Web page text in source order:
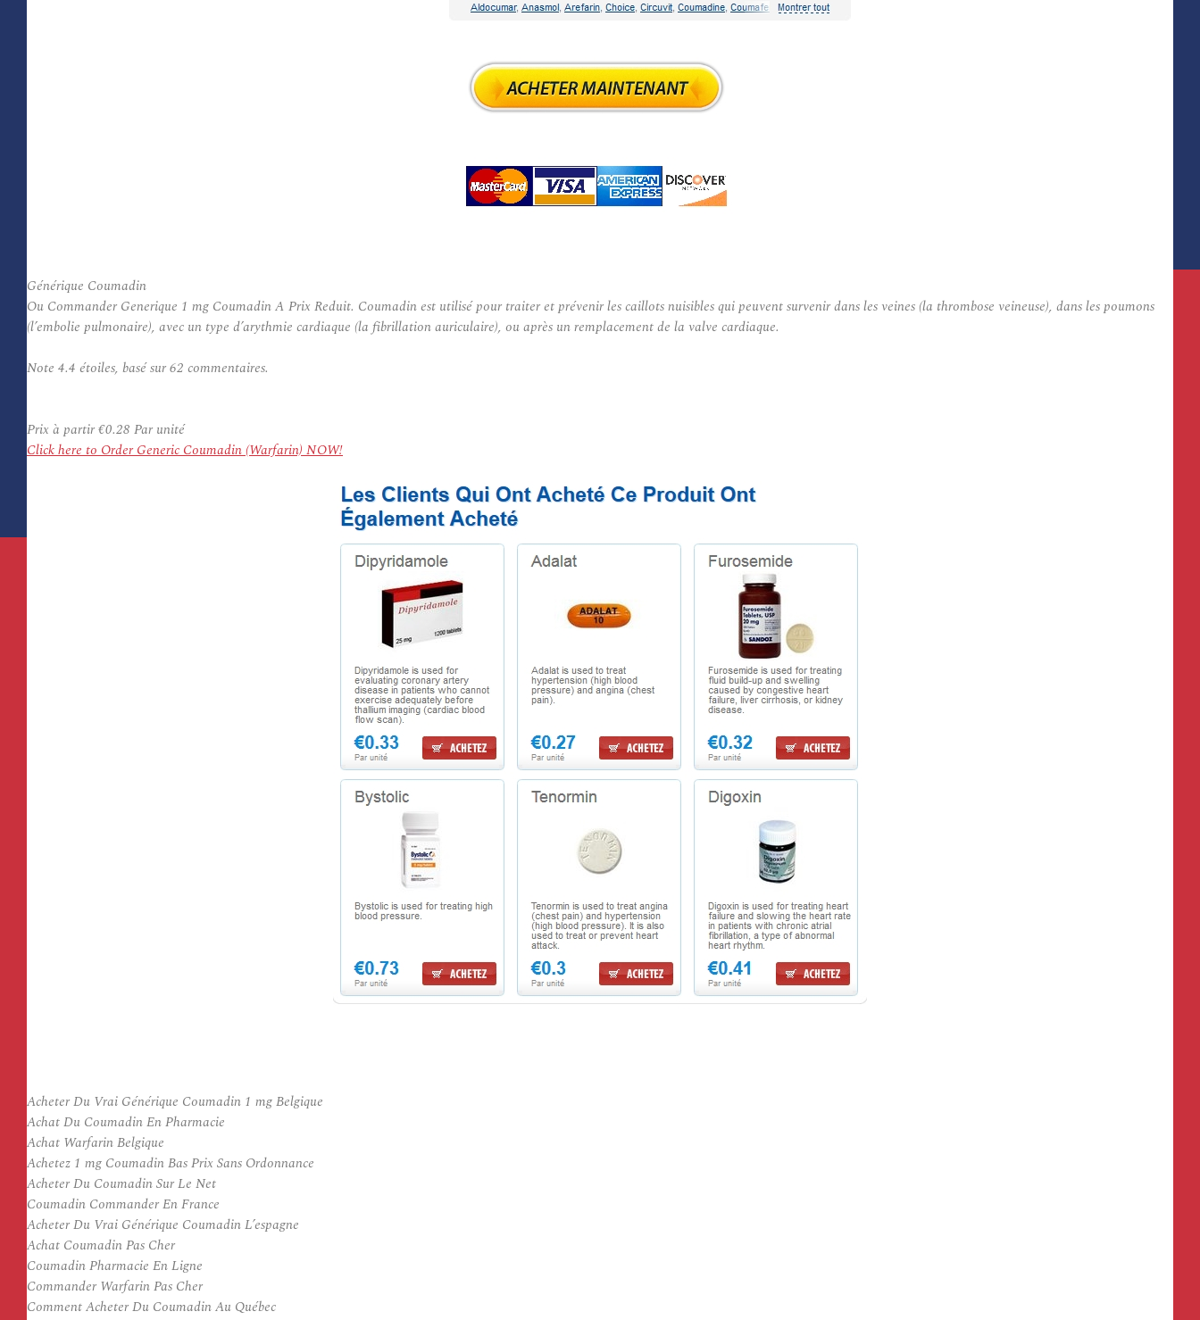
Générique Coumadin
Ou Commander Generique 1 mg Coumadin A Prix Reduit. Coumadin est utilisé pour traiter et prévenir les caillots nuisibles qui peuvent survenir dans les veines (la thrombose veineuse), dans les poumons
(l’embolie pulmonaire), avec un type d’arythmie cardiaque (la fibrillation auriculaire), ou après un remplacement de la valve cardiaque.
Note 4.4 étoiles, basé sur62 commentaires.
Prix à partir€0.28 Par unité
Click here to Order Generic Coumadin (Warfarin) NOW!
Acheter Du Vrai Générique Coumadin 1 mg Belgique
Achat Du Coumadin En Pharmacie
Achat Warfarin Belgique
Achetez 1 mg Coumadin Bas Prix Sans Ordonnance
Acheter Du Coumadin Sur Le Net
Coumadin Commander En France
Acheter Du Vrai Générique Coumadin L’espagne
Achat Coumadin Pas Cher
Coumadin Pharmacie En Ligne
Commander Warfarin Pas Cher
Comment Acheter Du Coumadin Au Québec